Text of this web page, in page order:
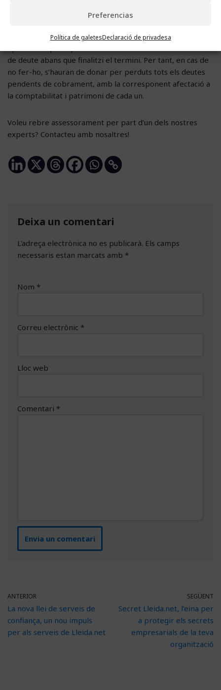
Preferencias
Política de galetesDeclaració de privadesa
sigui un moment clau per a les empreses i l’última
de deute abans que finalitzi el termini. Per tant, en cas de
no fer-ho, s’hauran de donar per perduts tots els deutes
pendents de cobrament, amb la corresponent afectació a
la comptabilitat i patrimoni de cada un.
Voleu rebre assessorament per part d’un dels nostres
experts? Contacteu amb nosaltres!
Deixa un comentari
L'adreça electrònica no es publicarà. Els camps
necessaris estan marcats amb *
Nom *
Correu electrònic *
Lloc web
Comentari *
ANTERIOR
La nova llei de serveis de
confiança, un nou impuls
per als serveis de Lleida.net
SEGÜENT
Secret Lleida.net, l’eina per
a protegir els secrets
empresarials de la teva
organització